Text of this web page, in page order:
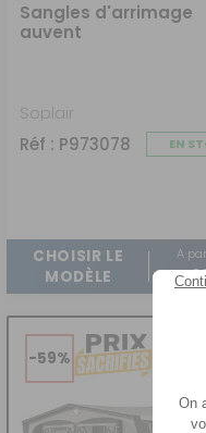
Sangles d'arrimage
auvent
Soplair
Réf : P973078
EN
CHOISIR LE
MODÈLE
A
-59%